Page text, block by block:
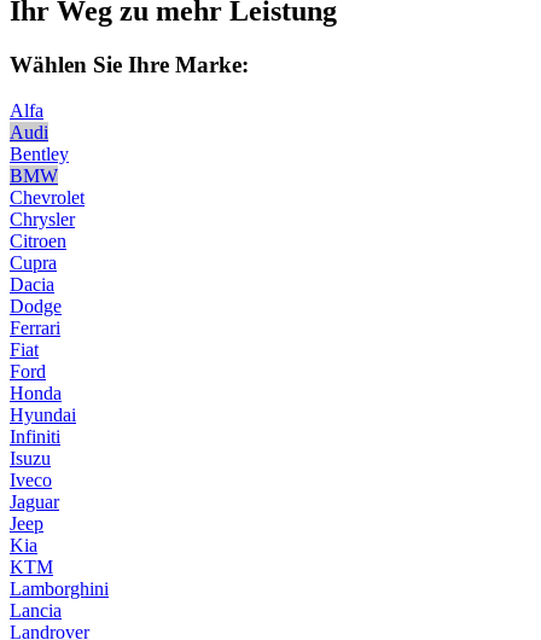
Ihr Weg zu mehr Leistung
Wählen Sie Ihre Marke:
Alfa
Audi
Bentley
BMW
Chevrolet
Chrysler
Citroen
Cupra
Dacia
Dodge
Ferrari
Fiat
Ford
Honda
Hyundai
Infiniti
Isuzu
Iveco
Jaguar
Jeep
Kia
KTM
Lamborghini
Lancia
Landrover